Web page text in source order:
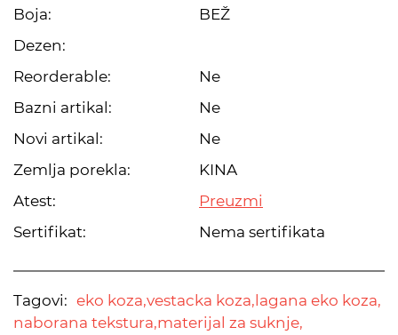
Boja:
BEŽ
Dezen:
Reorderable:
Ne
Bazni artikal:
Ne
Novi artikal:
Ne
Zemlja porekla:
KINA
Atest:
Preuzmi
Sertifikat:
Nema sertifikata
Tagovi: eko koza,vestacka koza, lagana eko koza,
naborana tekstura,materijal za suknje,